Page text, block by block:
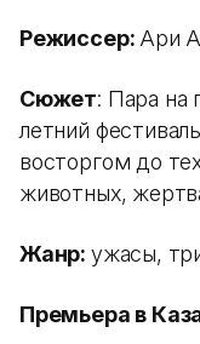
Режиссер: Ари
Сюжет: Пара на
летний
восторгом до
животных,
Жанр: ужасы,
Премьера в